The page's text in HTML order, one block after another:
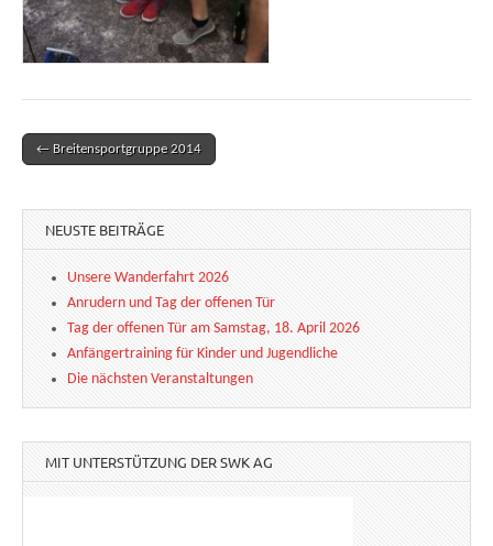
Post navigation
← Breitensportgruppe 2014
NEUSTE BEITRÄGE
Unsere Wanderfahrt 2026
Anrudern und Tag der offenen Tür
Tag der offenen Tür am Samstag, 18. April 2026
Anfängertraining für Kinder und Jugendliche
Die nächsten Veranstaltungen
MIT UNTERSTÜTZUNG DER SWK AG